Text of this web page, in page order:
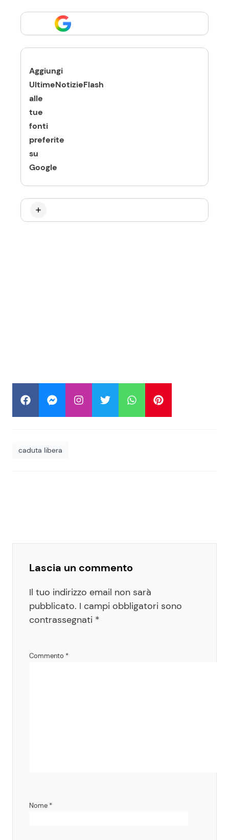
Aggiungi
UltimeNotizieFlash
alle
tue
fonti
preferite
su
Google
caduta libera
Lascia un commento
Il tuo indirizzo email non sarà
pubblicato. I campi obbligatori sono
contrassegnati *
Commento *
Nome *